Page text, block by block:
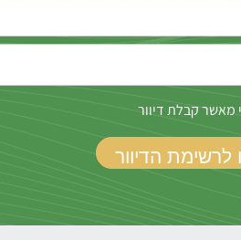
מאשר קבלת דיוור